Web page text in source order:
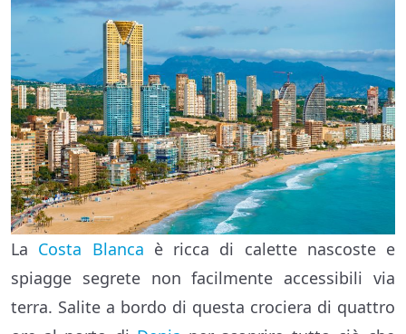
La Costa Blanca è ricca di calette nascoste e
spiagge segrete non facilmente accessibili via
terra. Salite a bordo di questa crociera di quattro